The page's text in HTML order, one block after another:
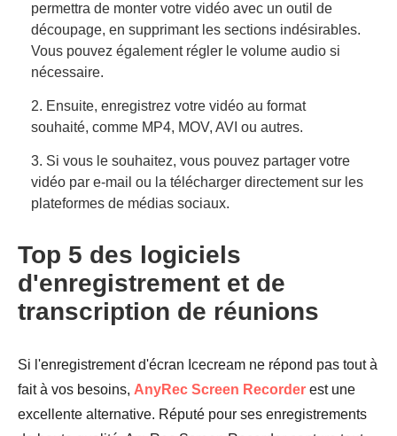
permettra de monter votre vidéo avec un outil de
découpage, en supprimant les sections indésirables.
Vous pouvez également régler le volume audio si
nécessaire.
2. Ensuite, enregistrez votre vidéo au format
souhaité, comme MP4, MOV, AVI ou autres.
3. Si vous le souhaitez, vous pouvez partager votre
vidéo par e-mail ou la télécharger directement sur les
plateformes de médias sociaux.
Top 5 des logiciels
d'enregistrement et de
transcription de réunions
Si l'enregistrement d'écran Icecream ne répond pas tout à
fait à vos besoins, AnyRec Screen Recorder est une
excellente alternative. Réputé pour ses enregistrements